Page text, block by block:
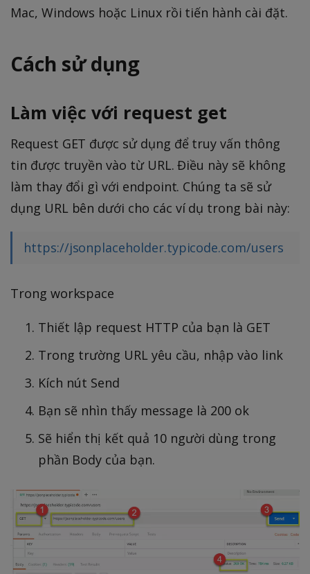
Mac, Windows hoặc Linux rồi tiến hành cài đặt.
Cách sử dụng
Làm việc với request get
Request GET được sử dụng để truy vấn thông
tin được truyền vào từ URL. Điều này sẽ không
làm thay đổi gì với endpoint. Chúng ta sẽ sử
dụng URL bên dưới cho các ví dụ trong bài này:
https://jsonplaceholder.typicode.com/users
Trong workspace
Thiết lập request HTTP của bạn là GET
Trong trường URL yêu cầu, nhập vào link
Kích nút Send
Bạn sẽ nhìn thấy message là 200 ok
Sẽ hiển thị kết quả 10 người dùng trong
phần Body của bạn.